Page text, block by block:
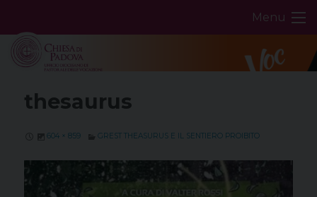
content
Menu
thesaurus
604 × 859 GREST THEASURUS E IL SENTIERO PROIBITO